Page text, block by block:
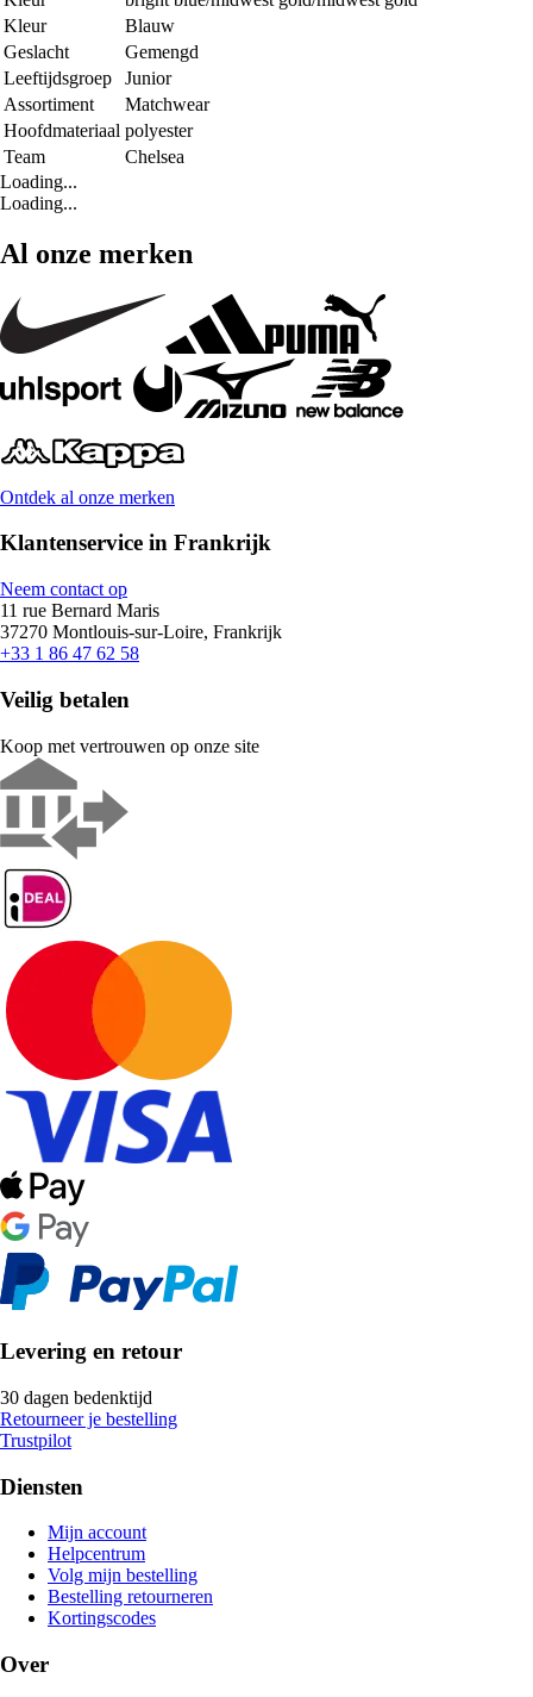
Kleur
Blauw
Geslacht
Gemengd
Leeftijdsgroep
Junior
Assortiment
Matchwear
Hoofdmateriaal polyester
Team
Chelsea
Loading...
Loading...
Al onze merken
Ontdek al onze merken
Klantenservice in Frankrijk
Neem contact op
11 rue Bernard Maris
37270 Montlouis-sur-Loire, Frankrijk
+33 1 86 47 62 58
Veilig betalen
Koop met vertrouwen op onze site
Levering en retour
30 dagen bedenktijd
Retourneer je bestelling
Trustpilot
Diensten
Mijn account
Helpcentrum
Volg mijn bestelling
Bestelling retourneren
Kortingscodes
Over